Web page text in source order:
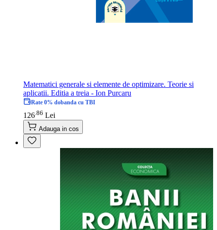
Matematici generale si elemente de optimizare. Teorie si
aplicatii. Editia a treia - Ion Purcaru
Rate 0% dobanda cu TBI
126 86 Lei
Adauga in cos